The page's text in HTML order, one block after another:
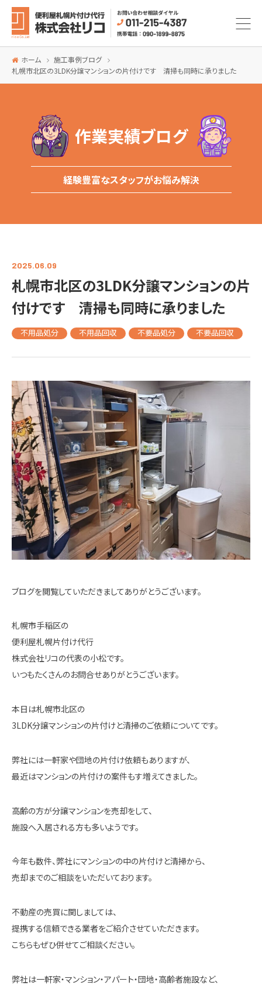
ホーム
施工事例ブログ
札幌市北区の3LDK分譲マンションの片付けです 清掃も同時に承りました
作業実績ブログ
経験豊富なスタッフがお悩み解決
2025.06.09
札幌市北区の3LDK分譲マンションの片
付けです 清掃も同時に承りました
不用品処分 不用品回収 不要品処分 不要品回収
ブログを閲覧していただきましてありがとうございます。
札幌市手稲区の
便利屋札幌片付け代行
株式会社リコの代表の小松です。
いつもたくさんのお問合せありがとうございます。
本日は札幌市北区の
3LDK分譲マンションの片付けと清掃のご依頼についてです。
弊社には一軒家や団地の片付け依頼もありますが、
最近はマンションの片付けの案件もす増えてきました。
高齢の方が分譲マンションを売却をして、
施設へ入居される方も多いようです。
今年も数件、弊社にマンションの中の片付けと清掃から、
売却までのご相談をいただいております。
不動産の売買に関しましては、
提携する信頼できる業者をご紹介させていただきます。
こちらもぜひ併せてご相談ください。
弊社は一軒家・マンション・アパート・団地・高齢者施設など、